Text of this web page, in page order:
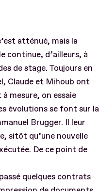
atténué, mais la
continue, d’ailleurs, à
de stage. Toujours en
Claude et Mihoub ont
mesure, on essaie
évolutions se font sur la
Brugger. Il leur
sitôt qu’une nouvelle
De ce point de
quelques contrats